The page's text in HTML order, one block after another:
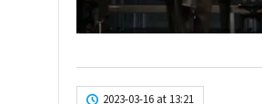
2023-03-16 at 13:21